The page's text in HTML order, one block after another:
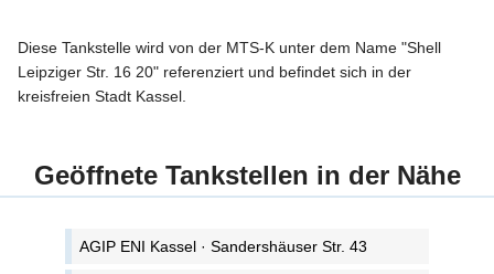
Diese Tankstelle wird von der MTS-K unter dem Name "Shell
Leipziger Str. 16 20" referenziert und befindet sich in der
kreisfreien Stadt Kassel.
Geöffnete Tankstellen in der Nähe
AGIP ENI Kassel · Sandershäuser Str. 43